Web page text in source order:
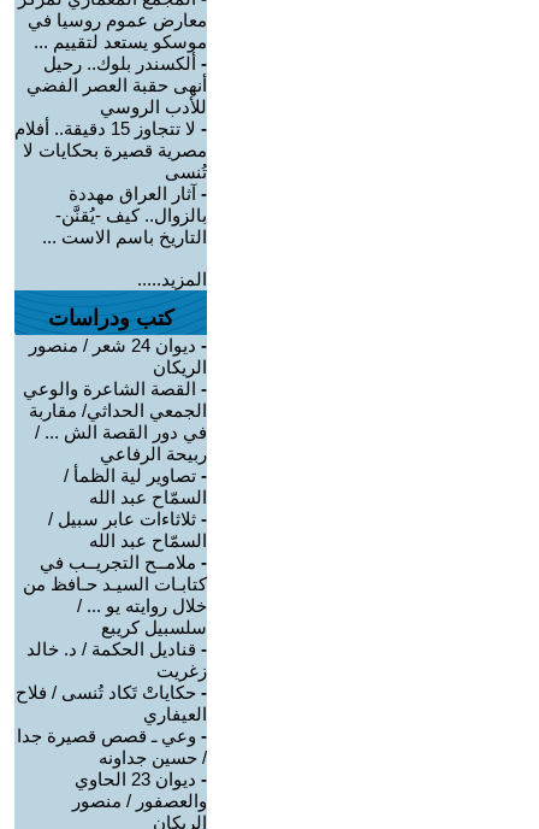
معارض عموم روسيا في
موسكو يستعد لتقييم ...
- ألكسندر بلوك.. رحيل
أنهى حقبة العصر الفضي
للأدب الروسي
-
لا تتجاوز 15 دقيقة.. أفلام
مصرية قصيرة بحكايات لا
تُنسى
- آثار العراق مهددة
بالزوال.. كيف -يُقنَّن-
التاريخ باسم الاست ...
المزيد.....
كتب ودراسات
-
ديوان 24 شعر / منصور
الريكان
- القصة الشاعرة والوعي
الجمعي الحداثي/ مقاربة
في دور القصة الش ... /
ربيحة الرفاعي
- تصاوير لية الظمأ /
السمّاح عبد الله
- ثلاثاءات عابر سبيل /
السمّاح عبد الله
- ملامــح التجريــب في
كتابـات السيـد حـافظ من
خلال روايته يو ... /
سلسبيل كريبع
- قناديل الحكمة / د. خالد
زغريت
- حكاياتْ تَكاد تُنسى / فلاح
العيفاري
- وعي ـ قصص قصيرة جدا
/ حسين جداونه
-
ديوان 23 الحاوي
والعصفور / منصور
الريكان